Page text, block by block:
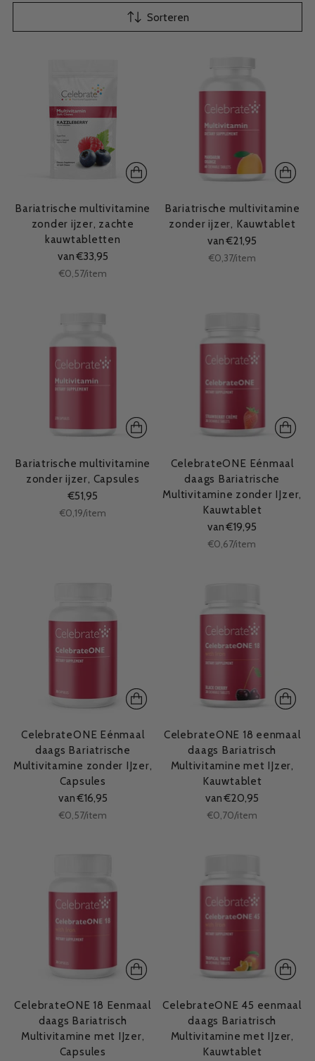
Sorteren
Bariatrische multivitamine
zonder ijzer, zachte
kauwtabletten
van €33,95
Stukprijs
€0,57/per
item
Bariatrische multivitamine
zonder ijzer, Kauwtablet
van €21,95
Stukprijs
€0,37/per
item
Bariatrische multivitamine
zonder ijzer, Capsules
€51,95
Stukprijs
€0,19/per
item
CelebrateONE Eénmaal
daags Bariatrische
Multivitamine zonder IJzer,
Kauwtablet
van €19,95
Stukprijs
€0,67/per
item
CelebrateONE Eénmaal
daags Bariatrische
Multivitamine zonder IJzer,
Capsules
van €16,95
Stukprijs
€0,57/per
item
CelebrateONE 18 eenmaal
daags Bariatrisch
Multivitamine met IJzer,
Kauwtablet
van €20,95
Stukprijs
€0,70/per
item
CelebrateONE 18 Eenmaal
daags Bariatrisch
Multivitamine met IJzer,
Capsules
CelebrateONE 45 eenmaal
daags Bariatrisch
Multivitamine met IJzer,
Kauwtablet